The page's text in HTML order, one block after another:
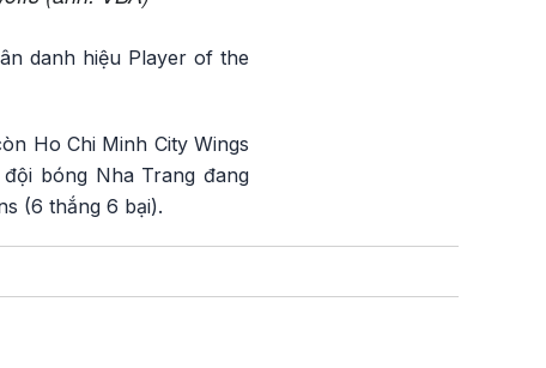
danh hiệu Player of the
Ho Chi Minh City Wings
bóng Nha Trang đang
(6 thắng 6 bại).